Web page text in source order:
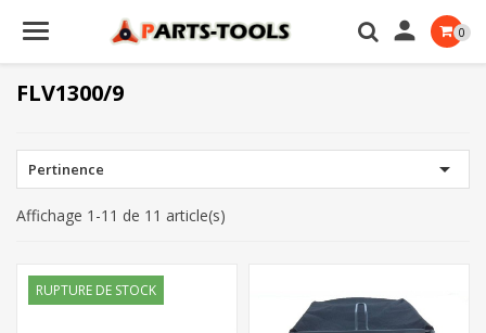
 0
FLV1300/9
Pertinence 
Affichage 1-11 de 11 article(s)
RUPTURE DE STOCK